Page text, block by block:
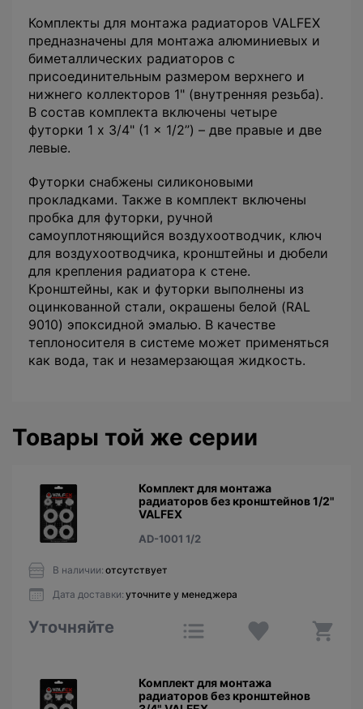
Комплекты для монтажа радиаторов VALFEX
предназначены для монтажа алюминиевых и
биметаллических радиаторов с
присоединительным размером верхнего и
нижнего коллекторов 1" (внутренняя резьба).
В состав комплекта включены четыре
футорки 1 x 3/4" (1 x 1/2’’) – две правые и две
левые.
Футорки снабжены силиконовыми
прокладками. Также в комплект включены
пробка для футорки, ручной
самоуплотняющийся воздухоотводчик, ключ
для воздухоотводчика, кронштейны и дюбели
для крепления радиатора к стене.
Кронштейны, как и футорки выполнены из
оцинкованной стали, окрашены белой (RAL
9010) эпоксидной эмалью. В качестве
теплоносителя в системе может применяться
как вода, так и незамерзающая жидкость.
Товары той же серии
Комплект для монтажа
радиаторов без кронштейнов 1/2"
VALFEX
AD-1001 1/2
В наличии: отсутствует
Дата доставки: уточните у менеджера
Уточняйте
Комплект для монтажа
радиаторов без кронштейнов